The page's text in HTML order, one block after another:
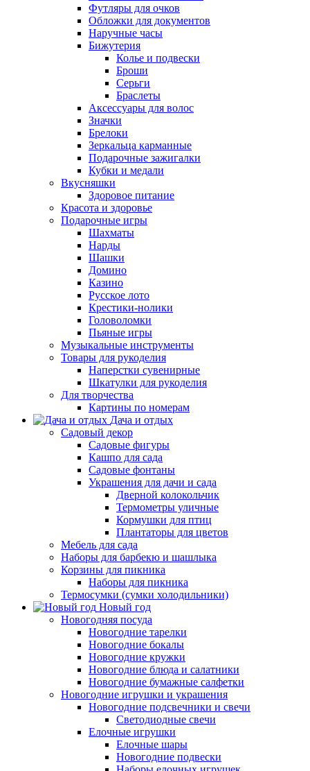
Футляры для очков
Обложки для документов
Наручные часы
Бижутерия
Колье и подвески
Броши
Серьги
Браслеты
Аксессуары для волос
Значки
Брелоки
Зеркальца карманные
Подарочные зажигалки
Кубки и медали
Вкусняшки
Здоровое питание
Красота и здоровье
Подарочные игры
Шахматы
Нарды
Шашки
Домино
Казино
Русское лото
Крестики-нолики
Головоломки
Пьяные игры
Музыкальные инструменты
Товары для рукоделия
Наперстки сувенирные
Шкатулки для рукоделия
Для творчества
Картины по номерам
Дача и отдых
Садовый декор
Садовые фигуры
Кашпо для сада
Садовые фонтаны
Украшения для дачи и сада
Дверной колокольчик
Термометры уличные
Кормушки для птиц
Плантаторы для цветов
Мебель для сада
Наборы для барбекю и шашлыка
Корзины для пикника
Наборы для пикника
Термосумки (сумки холодильники)
Новый год
Новогодняя посуда
Новогодние тарелки
Новогодние бокалы
Новогодние кружки
Новогодние блюда и салатники
Новогодние бумажные салфетки
Новогодние игрушки и украшения
Новогодние подсвечники и свечи
Светодиодные свечи
Елочные игрушки
Елочные шары
Новогодние подвески